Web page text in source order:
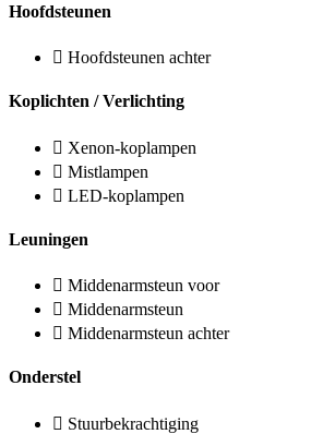
Hoofdsteunen
Hoofdsteunen achter
Koplichten / Verlichting
Xenon-koplampen
Mistlampen
LED-koplampen
Leuningen
Middenarmsteun voor
Middenarmsteun
Middenarmsteun achter
Onderstel
Stuurbekrachtiging